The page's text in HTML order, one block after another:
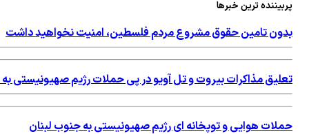
پربیننده ترین خبرها
بدون تامین حقوق مشروع مردم فلسطین، امنیت نخواهید داشت
تعلیق مذاکرات بیروت و تل آویو در پی حملات رژیم صهیونیستی
حملات هوایی و توپخانه ای رژیم صهیونیستی به جنوب لبنان